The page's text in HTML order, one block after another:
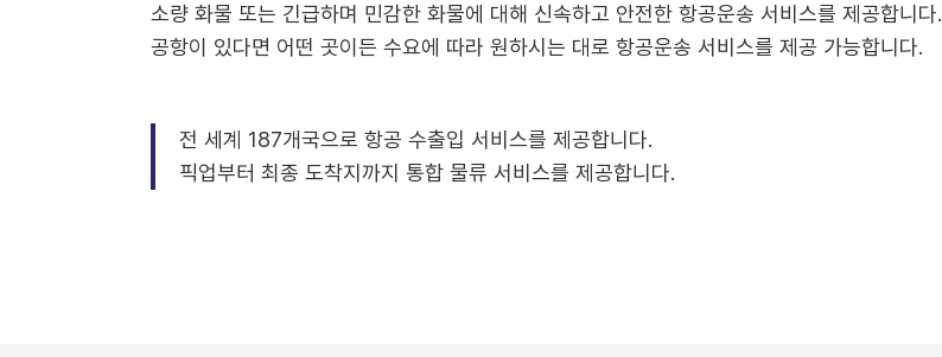
소량 화물 또는 긴급하며 민감한 화물에 대해 신속하고 안전한 항공운송 서비스를 제공합니다.
공항이 있다면 어떤 곳이든 수요에 따라 원하시는 대로 항공운송 서비스를 제공 가능합니다.
전 세계 187개국으로 항공 수출입 서비스를 제공합니다.
픽업부터 최종 도착지까지 통합 물류 서비스를 제공합니다.